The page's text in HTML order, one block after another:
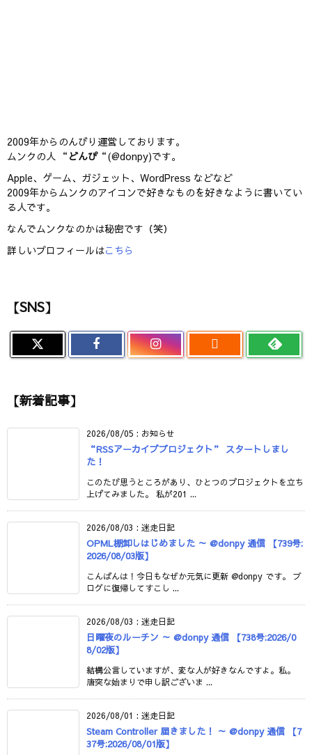
2009年からのんびり運営しております。
ムンクの人 “ どんぴ“(@donpy)です。
Apple、ゲーム、ガジェット、WordPress などなど
2009年からムンクのアイコンで好きなものを好きなように書いてい
る人です。
なんでムンクなのかは秘密です（笑）
詳しいプロフィールはこちら
【SNS】

【新着記事】
2026/08/05 : お知らせ
“RSSアーカイブプロジェクト” スタートしまし
た！
このたび思うところがあり、ひとつのプロジェクトを立ち
上げてみました。 私が201 ...
2026/08/03 : 迷走日記
OPML棚卸しはじめました ～ @donpy 通信 【739号:
2026/08/03版】
こんばんは！今日もなぜか元気に更新 @donpy です。 ブ
ログに復帰してすこし ...
2026/08/03 : 迷走日記
日曜夜のルーチン ～ @donpy 通信 【738号:2026/0
8/02版】
結構公言していますが、変な人が好きなんですよ。私。
唐突な始まりで申し訳ございま ...
2026/08/01 : 迷走日記
Steam Controller 届きました！ ～ @donpy 通信 【7
37号:2026/08/01版】